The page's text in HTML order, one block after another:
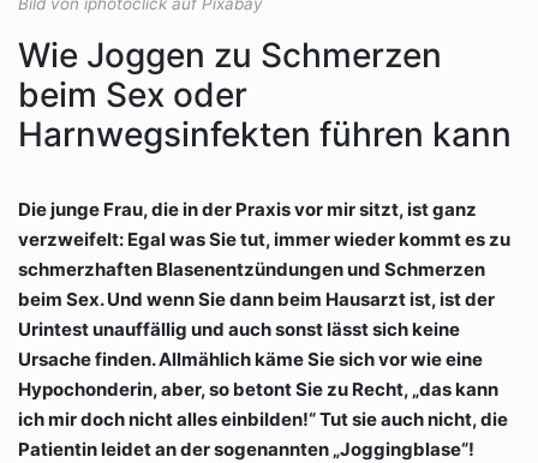
Wie Joggen zu Schmerzen
beim Sex oder
Harnwegsinfekten führen kann
Die junge Frau, die in der Praxis vor mir sitzt, ist ganz
verzweifelt: Egal was Sie tut, immer wieder kommt es zu
schmerzhaften Blasenentzündungen und Schmerzen
beim Sex. Und wenn Sie dann beim Hausarzt ist, ist der
Urintest unauffällig und auch sonst lässt sich keine
Ursache finden. Allmählich käme Sie sich vor wie eine
Hypochonderin, aber, so betont Sie zu Recht, „das kann
ich mir doch nicht alles einbilden!“ Tut sie auch nicht, die
Patientin leidet an der sogenannten „Joggingblase“!